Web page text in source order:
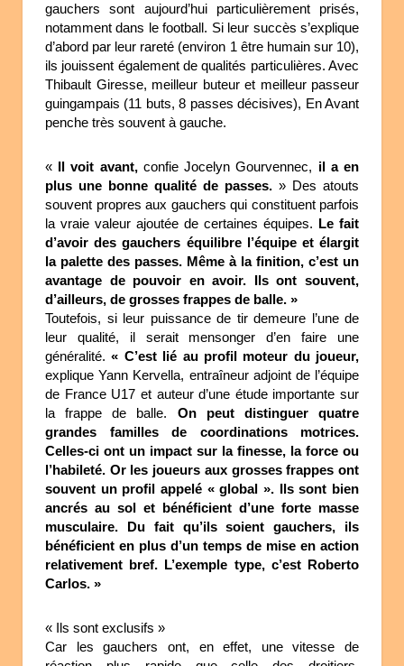
gauchers sont aujourd’hui particulièrement prisés,
notamment dans le football. Si leur succès s’explique
d’abord par leur rareté (environ 1 être humain sur 10),
ils jouissent également de qualités particulières. Avec
Thibault Giresse, meilleur buteur et meilleur passeur
guingampais (11 buts, 8 passes décisives), En Avant
penche très souvent à gauche.
« Il voit avant,confie Jocelyn Gourvennec, il a en
plus une bonne qualité de passes. » Des atouts
souvent propres aux gauchers qui constituent parfois
la vraie valeur ajoutée de certaines équipes. Le fait
d’avoir des gauchers équilibre l’équipe et élargit
la palette des passes. Même à la finition, c’est un
avantage de pouvoir en avoir. Ils ont souvent,
d’ailleurs, de grosses frappes de balle. »
Toutefois, si leur puissance de tir demeure l’une de
leur qualité, il serait mensonger d’en faire une
généralité.« C’est lié au profil moteur du joueur,
explique Yann Kervella, entraîneur adjoint de l’équipe
de France U17 et auteur d’une étude importante sur
la frappe de balle. On peut distinguer quatre
grandes familles de coordinations motrices.
Celles-ci ont un impact sur la finesse, la force ou
l’habileté. Or les joueurs aux grosses frappes ont
souvent un profil appelé « global ». Ils sont bien
ancrés au sol et bénéficient d’une forte masse
musculaire. Du fait qu’ils soient gauchers, ils
bénéficient en plus d’un temps de mise en action
relativement bref. L’exemple type, c’est Roberto
Carlos. »
« Ils sont exclusifs »
Car les gauchers ont, en effet, une vitesse de